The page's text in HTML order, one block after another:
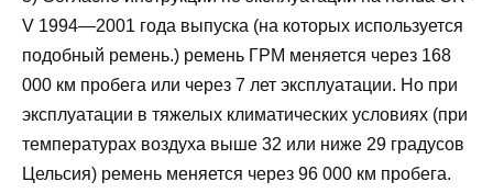
V 1994—2001 года выпуска (на которых используется
подобный ремень.) ремень ГРМ меняется через 168
000 км пробега или через 7 лет эксплуатации. Но при
эксплуатации в тяжелых климатических условиях (при
температурах воздуха выше 32 или ниже 29 градусов
Цельсия) ремень меняется через 96 000 км пробега.